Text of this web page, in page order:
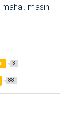
mahal. masih
3
88